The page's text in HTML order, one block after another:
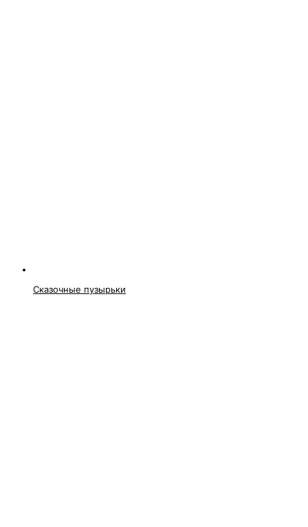
Сказочные пузырьки